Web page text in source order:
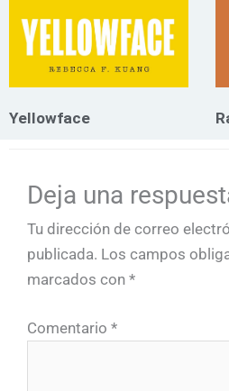
Yellowface
Deja una
Tu dirección de correo
publicada. Los campos
marcados con *
Comentario *